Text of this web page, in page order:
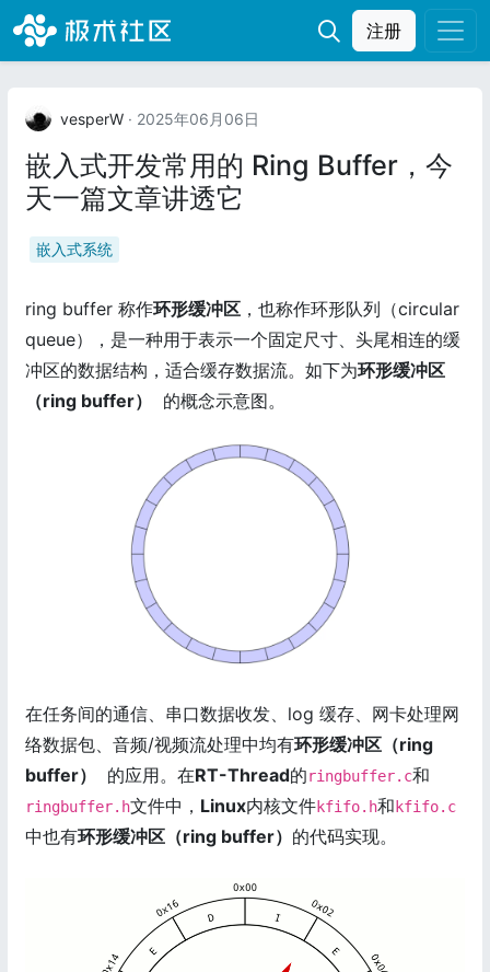
注册
vesperW · 2025年06月06日
嵌入式开发常用的 Ring Buffer，今
天一篇文章讲透它
嵌入式系统
ring buffer 称作环形缓冲区 ，也称作环形队列（circular
queue），是一种用于表示一个固定尺寸、头尾相连的缓
冲区的数据结构，适合缓存数据流。如下为环形缓冲区
（ring buffer）
的概念示意图。
在任务间的通信、串口数据收发、log 缓存、网卡处理网
络数据包、音频/视频流处理中均有环形缓冲区（ring
buffer）
的应用。在RT-Thread的ringbuffer.c和
ringbuffer.h文件中， Linux内核文件kfifo.h和 kfifo.c
中也有环形缓冲区（ring buffer） 的代码实现。